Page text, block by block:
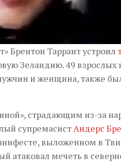
Брентон Таррант устроил
Зеландию. 49 взрослых
и женщина, также
страдающим из-за
супремасистАндерс
выложенном в
атаковал мечеть в